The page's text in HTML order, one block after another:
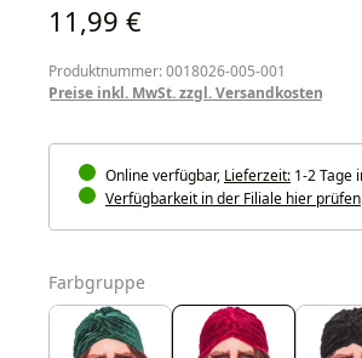
Regulärer Preis:
11,99 €
Produktnummer: 0018026-005-001
Preise inkl. MwSt. zzgl. Versandkosten
Online verfügbar, Lieferzeit: 1-2 Tage
Verfügbarkeit in der Filiale hier prüfen
Farbgruppe